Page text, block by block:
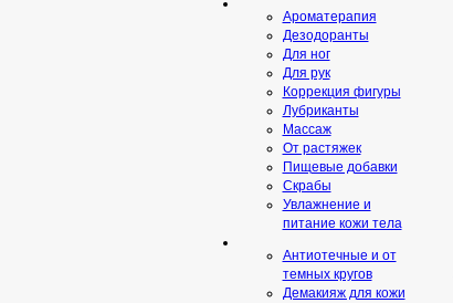
Ароматерапия
Дезодоранты
Для ног
Для рук
Коррекция фигуры
Лубриканты
Массаж
От растяжек
Пищевые добавки
Скрaбы
Увлажнение и
питание кожи тела
Антиотечные и от
темных кругов
Демакияж для кожи